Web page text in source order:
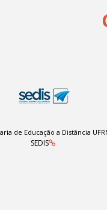
de Educação a Distância
SEDIS